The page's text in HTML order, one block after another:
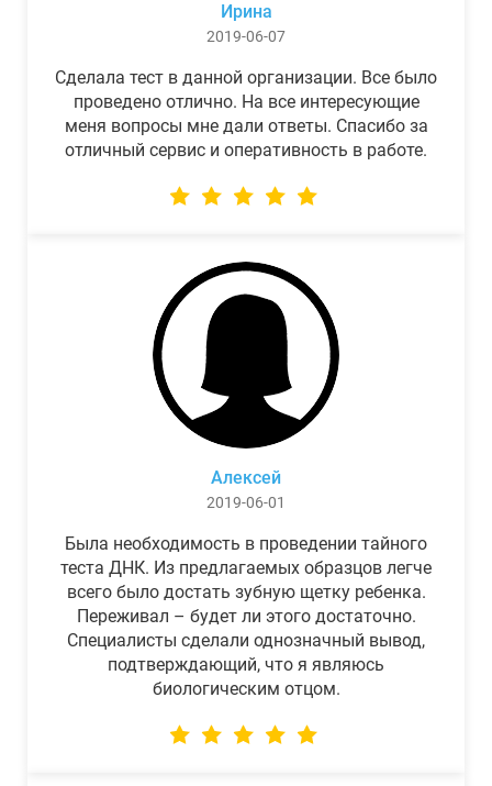
Ирина
2019-06-07
Сделала тест в данной организации. Все было
проведено отлично. На все интересующие
меня вопросы мне дали ответы. Спасибо за
отличный сервис и оперативность в работе.
Алексей
2019-06-01
Была необходимость в проведении тайного
теста ДНК. Из предлагаемых образцов легче
всего было достать зубную щетку ребенка.
Переживал – будет ли этого достаточно.
Специалисты сделали однозначный вывод,
подтверждающий, что я являюсь
биологическим отцом.